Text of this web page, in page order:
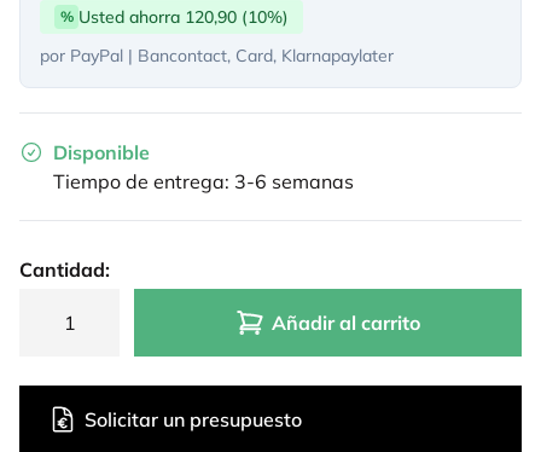
% Usted ahorra 120,90 (10%)
por PayPal | Bancontact, Card, Klarnapaylater
Disponible
Tiempo de entrega: 3-6 semanas
Cantidad:
Añadir al carrito
Solicitar un presupuesto